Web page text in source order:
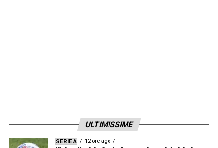
ULTIMISSIME
SERIE A 12 ore ago